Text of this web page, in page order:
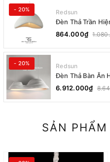
- 20% Redsun
Đèn Thả Trần
sabi CDT-T036
864.000₫
- 20% Redsun
Đèn Thả Bàn Ăn
Cách Nhật Bản
6.912.000₫
SẢN